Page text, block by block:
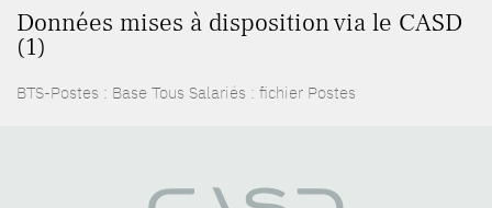
Données mises à disposition via le CASD
(1)
BTS-Postes : Base Tous Salariés : fichier Postes